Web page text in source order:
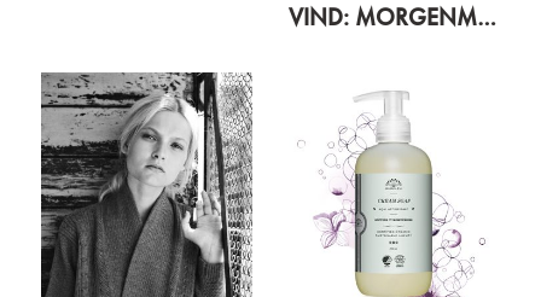
VIND: MORGENMADSSÆT FRA KÄHLER